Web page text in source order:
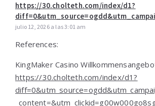
https://30.cholteth.com/index/d1?
julio 12, 2026 a las 3:01 am
References:
KingMaker Casino
https://30.cholteth.com/index/d1?